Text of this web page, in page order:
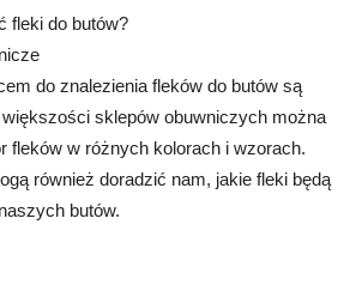
fleki do butów?
do znalezienia fleków do butów są
sklepów obuwniczych można
fleków w różnych kolorach i wzorach.
również doradzić nam, jakie fleki będą
butów.